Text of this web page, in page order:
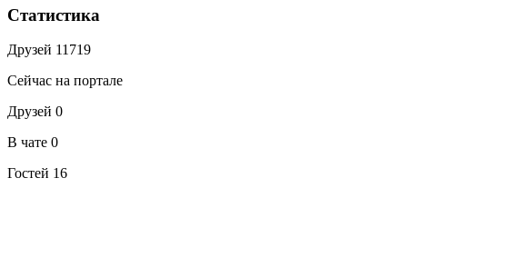
Статистика
Друзей 11719
Сейчас на портале
Друзей 0
В чате 0
Гостей 16